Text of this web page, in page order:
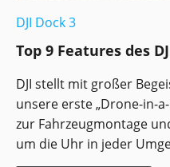
DJI Dock 3
Top 9 Features des
DJI stellt mit großer
unsere erste „Drone-in-
zur Fahrzeugmontage
um die Uhr in jeder